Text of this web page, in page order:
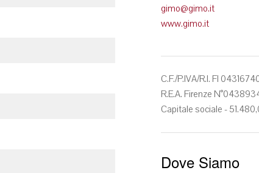
gimo@gimo.it
www.gimo.it
C.F./P.IVA/R.I. FI
R.E.A. Firenze
Capitale sociale -
Dove Siamo